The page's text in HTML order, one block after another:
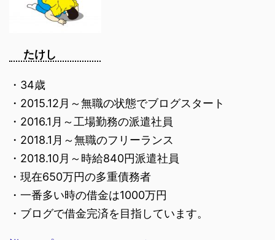
たけし
・34歳
・2015.12月～無職の状態でブログスタート
・2016.1月～工場勤務の派遣社員
・2018.1月～無職のフリーランス
・2018.10月～時給840円派遣社員
・現在650万円の多重債務者
・一番多い時の借金は1000万円
・ブログで借金完済を目指しています。